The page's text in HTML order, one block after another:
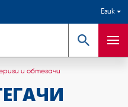
Език
Търсене
и обтегачи